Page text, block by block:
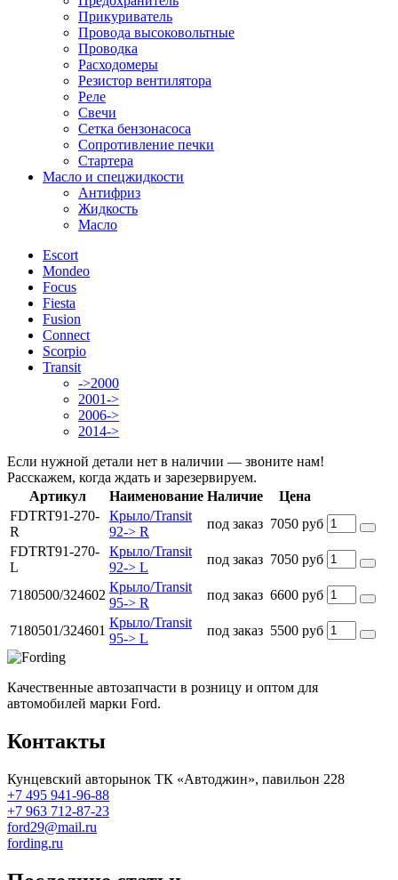
Прикуриватель
Провода высоковольтные
Проводка
Расходомеры
Резистор вентилятора
Реле
Свечи
Сетка бензонасоса
Сопротивление печки
Стартера
Масло и спецжидкости
Антифриз
Жидкость
Масло
Escort
Mondeo
Focus
Fiesta
Fusion
Connect
Scorpio
Transit
->2000
2001->
2006->
2014->
Если нужной детали нет в наличии — звоните нам!
Расскажем, когда ждать и зарезервируем.
Артикул
Наименование Наличие
Цена
FDTRT91-270-
R
Крыло/Transit
92-> R
под заказ 7050 руб
FDTRT91-270-
L
Крыло/Transit
92-> L
под заказ 7050 руб
7180500/324602
Крыло/Transit
95-> R
под заказ 6600 руб
7180501/324601
Крыло/Transit
95-> L
под заказ 5500 руб
Качественные автозапчасти в розницу и оптом для
автомобилей марки Ford.
Контакты
Кунцевский авторынок ТК «Автоджин», павильон 228
+7 495 941-96-88
+7 963 712-87-23
ford29@mail.ru
fording.ru